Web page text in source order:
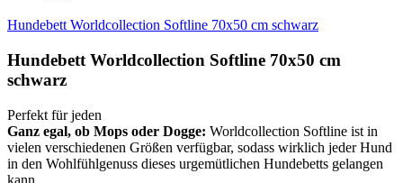
Hundebett Worldcollection Softline 70x50 cm schwarz
Hundebett Worldcollection Softline 70x50 cm
schwarz
Perfekt für jeden
Ganz egal, ob Mops oder Dogge: Worldcollection Softline ist in
vielen verschiedenen Größen verfügbar, sodass wirklich jeder Hund
in den Wohlfühlgenuss dieses urgemütlichen Hundebetts gelangen
kann.